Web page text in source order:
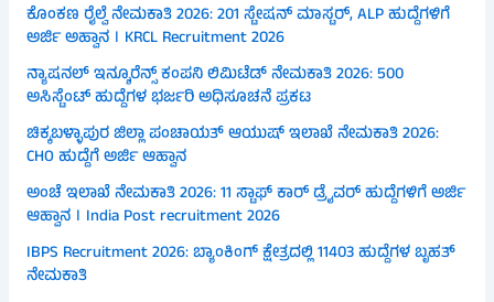
ಕೊಂಕಣ ರೈಲ್ವೆ ನೇಮಕಾತಿ 2026: 201 ಸ್ಟೇಷನ್ ಮಾಸ್ಟರ್, ALP ಹುದ್ದೆಗಳಿಗೆ
ಅರ್ಜಿ ಅಹ್ವಾನ । KRCL Recruitment 2026
ನ್ಯಾಷನಲ್ ಇನ್ಶೂರೆನ್ಸ್ ಕಂಪನಿ ಲಿಮಿಟೆಡ್ ನೇಮಕಾತಿ 2026: 500
ಅಸಿಸ್ಟೆಂಟ್ ಹುದ್ದೆಗಳ ಭರ್ಜರಿ ಅಧಿಸೂಚನೆ ಪ್ರಕಟ
ಚಿಕ್ಕಬಳ್ಳಾಪುರ ಜಿಲ್ಲಾ ಪಂಚಾಯತ್ ಆಯುಷ್ ಇಲಾಖೆ ನೇಮಕಾತಿ 2026:
CHO ಹುದ್ದೆಗೆ ಅರ್ಜಿ ಆಹ್ವಾನ
ಅಂಚೆ ಇಲಾಖೆ ನೇಮಕಾತಿ 2026: 11 ಸ್ಟಾಫ್ ಕಾರ್ ಡ್ರೈವರ್ ಹುದ್ದೆಗಳಿಗೆ ಅರ್ಜಿ
ಆಹ್ವಾನ । India Post recruitment 2026
IBPS Recruitment 2026: ಬ್ಯಾಂಕಿಂಗ್ ಕ್ಷೇತ್ರದಲ್ಲಿ 11403 ಹುದ್ದೆಗಳ ಬೃಹತ್
ನೇಮಕಾತಿ